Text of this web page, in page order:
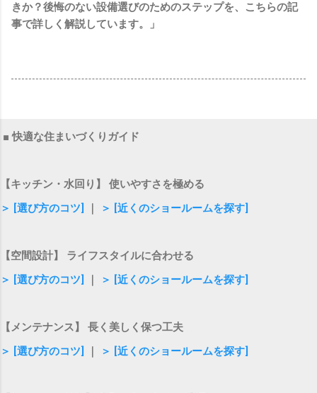
きか？後悔のない設備選びのためのステップを、こちらの記
事で詳しく解説しています。」
■ 快適な住まいづくりガイド
【キッチン・水回り】 使いやすさを極める
＞ [選び方のコツ]
＞ [近くのショールームを探す]
【空間設計】 ライフスタイルに合わせる
＞ [選び方のコツ]
＞ [近くのショールームを探す]
【メンテナンス】 長く美しく保つ工夫
＞ [選び方のコツ]
＞ [近くのショールームを探す]